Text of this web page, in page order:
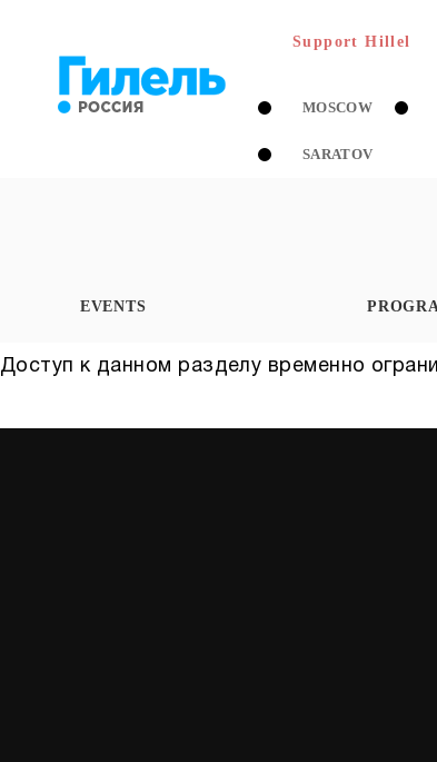
Support Hillel
MOSCOW
SARATOV
EVENTS
Доступ к данном разделу временно